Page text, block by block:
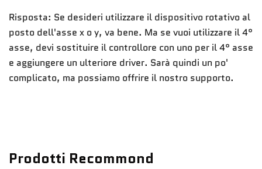
Risposta: Se desideri utilizzare il dispositivo rotativo al
posto dell'asse x o y, va bene. Ma se vuoi utilizzare il 4°
asse, devi sostituire il controllore con uno per il 4° asse
e aggiungere un ulteriore driver. Sarà quindi un po'
complicato, ma possiamo offrire il nostro supporto.
Prodotti Recommond